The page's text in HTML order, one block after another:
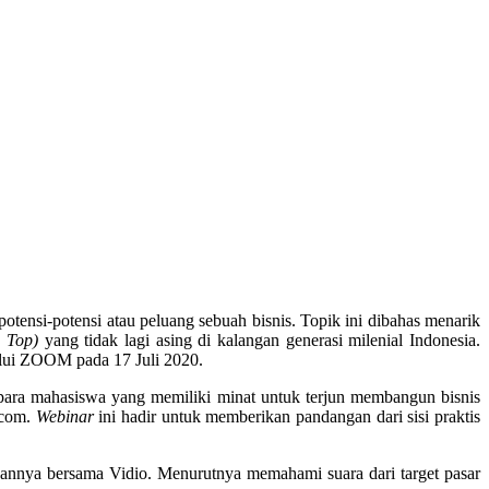
potensi atau peluang sebuah bisnis. Topik ini dibahas menarik
Top) yang tidak lagi asing di kalangan generasi milenial Indonesia.
ZOOM pada 17 Juli 2020.
mahasiswa yang memiliki minat untuk terjun membangun bisnis
Webinarini hadir untuk memberikan pandangan dari sisi praktis
bersama Vidio. Menurutnya memahami suara dari target pasar